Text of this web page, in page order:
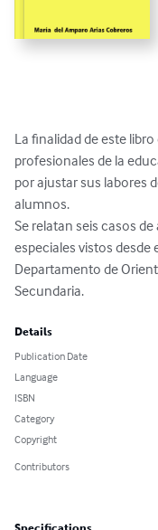
La finalidad de este
profesionales de la
por ajustar sus labores
alumnos.
Se relatan seis casos
especiales vistos
Departamento de
Secundaria.
Details
Publication Date
Language
ISBN
Category
Copyright
Contributors